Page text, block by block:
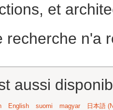
et
recherche n'a
aussi
English suomi magyar
日本語